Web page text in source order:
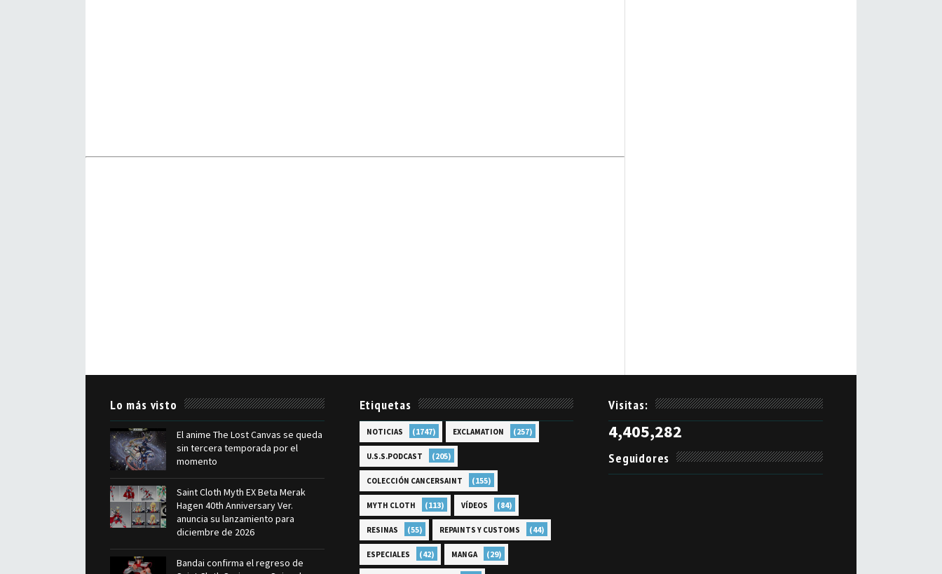
Lo más visto
El anime The Lost Canvas se queda
sin tercera temporada por el
momento
Saint Cloth Myth EX Beta Merak
Hagen 40th Anniversary Ver.
anuncia su lanzamiento para
diciembre de 2026
Bandai confirma el regreso de
Etiquetas
NOTICIAS (1747) EXCLAMATION (257)
U.S.S.PODCAST (205)
COLECCIÓN CANCERSAINT (155)
MYTH CLOTH (113) VÍDEOS (84)
RESINAS (55) REPAINTS Y CUSTOMS (44)
ESPECIALES (42) MANGA (29)
Visitas:
4,405,282
Seguidores